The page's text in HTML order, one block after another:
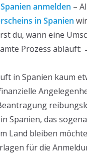
anmelden –
in Spanien
du, wann eine
Prozess abläuft:
in Spanien kaum
in Spanien, das
Land bleiben
für die